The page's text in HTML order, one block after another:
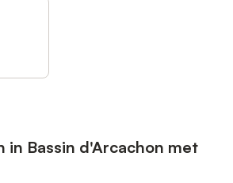
in Bassin d'Arcachon met